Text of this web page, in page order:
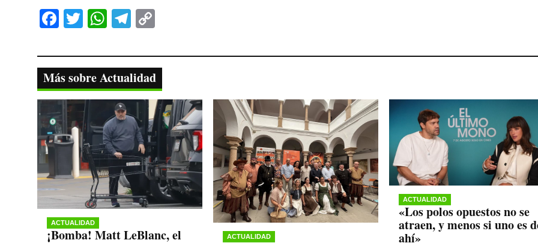
Fa
ce
bo
ok
T
wi
tte
r
W
ha
ts
A
pp
Te
le
gr
a
m
y
Li
nk
Más sobre Actualidad
ACTUALIDAD
¡Bomba! Matt LeBlanc, el ACTUALIDAD
ACTUALIDAD
«Los polos opuestos no se
atraen, y menos si uno es
ahí»